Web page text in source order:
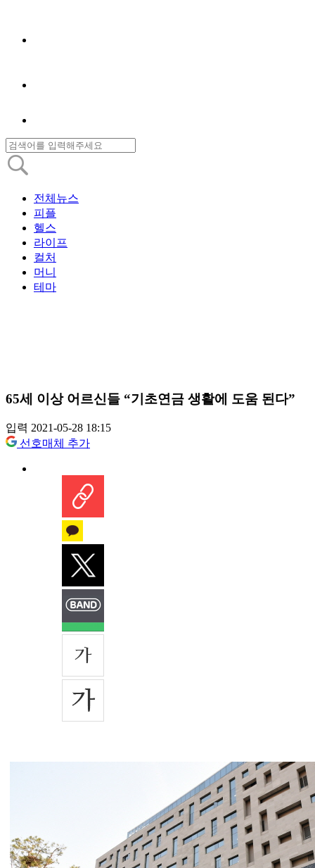
전체뉴스
피플
헬스
라이프
컬처
머니
테마
65세 이상 어르신들 “기초연금 생활에 도움 된다”
입력 2021-05-28 18:15
선호매체 추가